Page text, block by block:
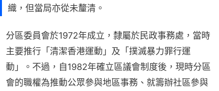
織，但當局亦從未釐清。
分區委員會於1972年成立，隸屬於民政事務處，當時
主要推行「清潔香港運動」及「撲滅暴力罪行運
動」。不過，自1982年確立區議會制度後，現時分區
會的職權為推動公眾參與地區事務、就籌辦社區參與